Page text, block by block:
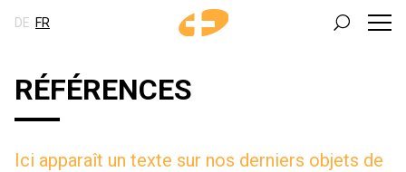
DE FR
RÉFÉRENCES
Ici apparaît un texte sur nos derniers objets de